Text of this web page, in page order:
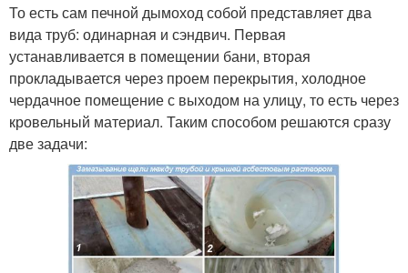
То есть сам печной дымоход собой представляет два
вида труб: одинарная и сэндвич. Первая
устанавливается в помещении бани, вторая
прокладывается через проем перекрытия, холодное
чердачное помещение с выходом на улицу, то есть через
кровельный материал. Таким способом решаются сразу
две задачи: